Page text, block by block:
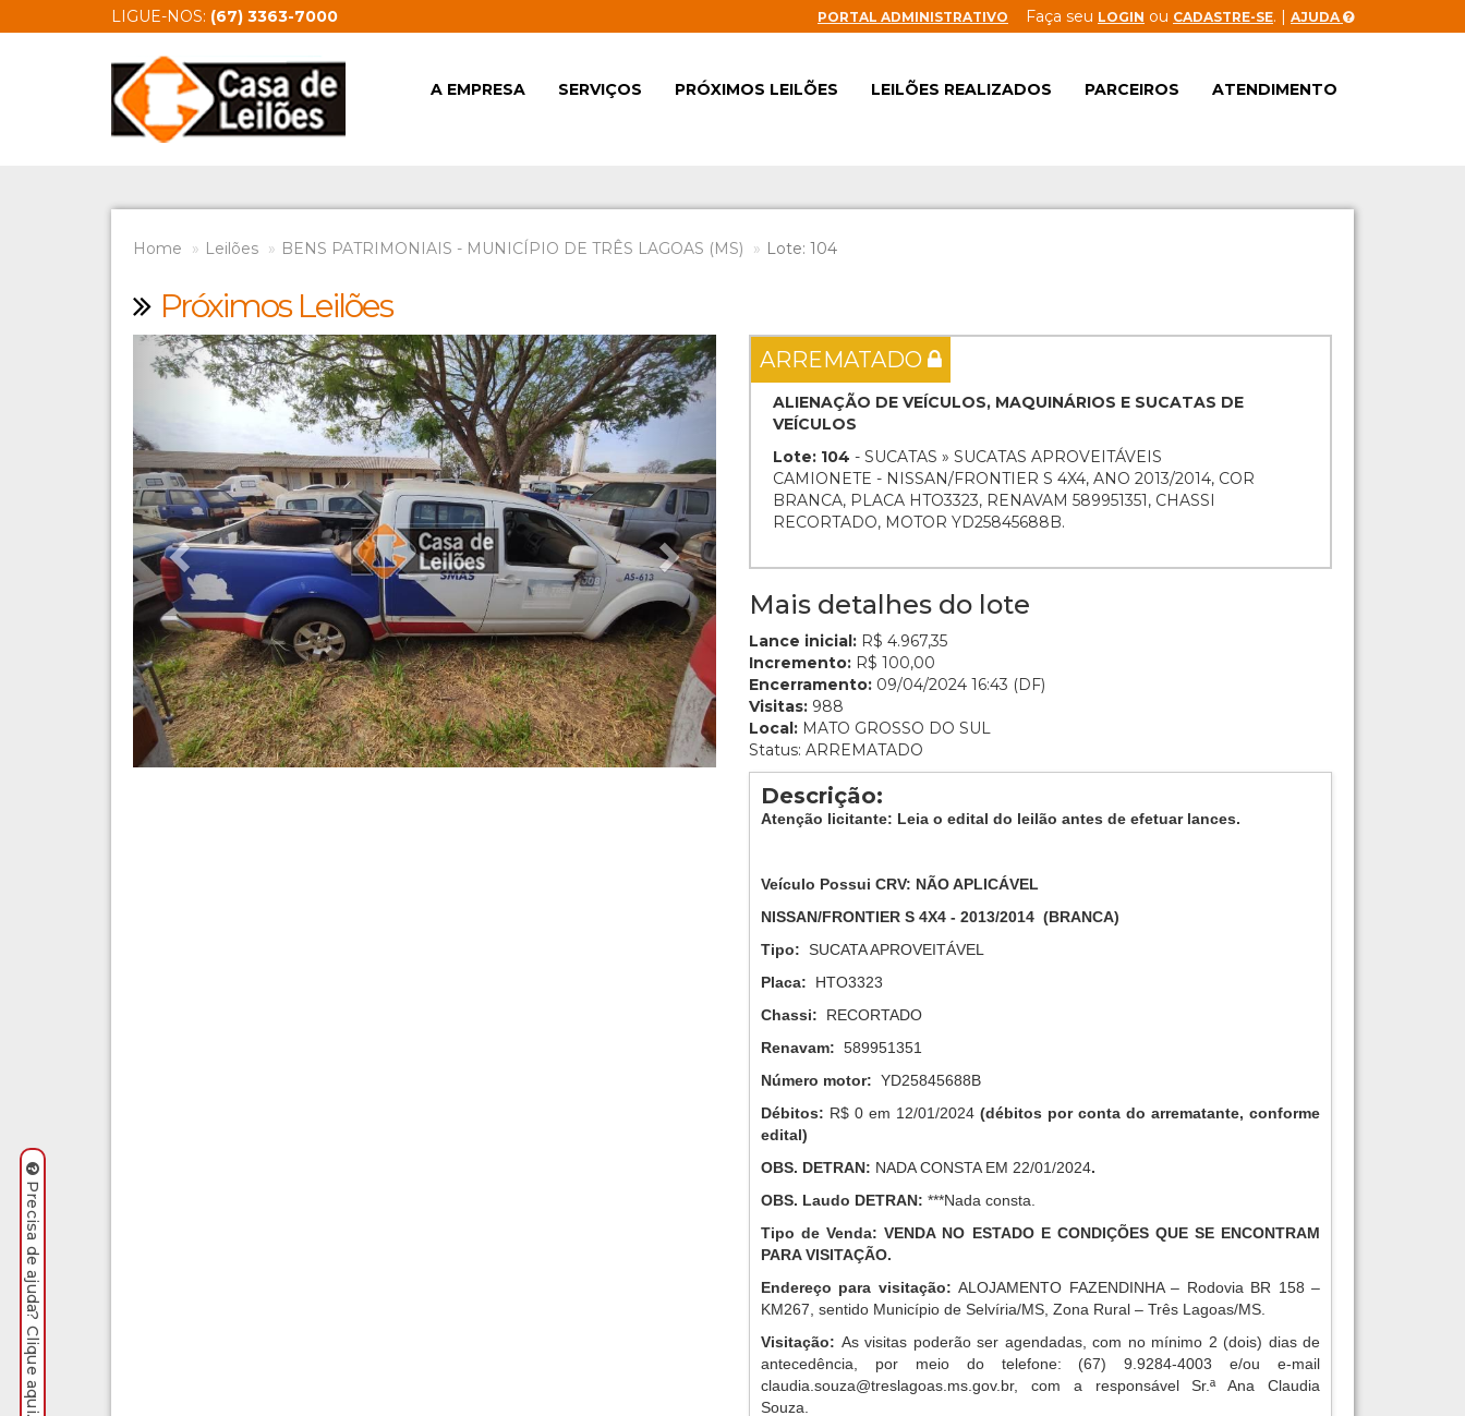
LIGUE-NOS: (67) 3363-7000 PORTAL ADMINISTRATIVO Faça seu LOGIN ou CADASTRE-SE. | AJUDA
A EMPRESA SERVIÇOS PRÓXIMOS LEILÕES LEILÕES REALIZADOS PARCEIROS ATENDIMENTO
Home Leilões BENS PATRIMONIAIS - MUNICÍPIO DE TRÊS LAGOAS (MS) Lote: 104
Próximos Leilões
Previous Next ARREMATADO
ALIENAÇÃO DE VEÍCULOS, MAQUINÁRIOS E SUCATAS DE
VEÍCULOS
Lote: 104 - SUCATAS » SUCATAS APROVEITÁVEIS
CAMIONETE - NISSAN/FRONTIER S 4X4, ANO 2013/2014, COR
BRANCA, PLACA HTO3323, RENAVAM 589951351, CHASSI
RECORTADO, MOTOR YD25845688B.
Mais detalhes do lote
Lance inicial: R$ 4.967,35
Incremento: R$ 100,00
Encerramento: 09/04/2024 16:43 (DF)
Visitas: 988
Local: MATO GROSSO DO SUL
Status: ARREMATADO
Descrição:
Atenção licitante: Leia o edital do leilão antes de efetuar lances.
Veículo Possui CRV: NÃO APLICÁVEL
NISSAN/FRONTIER S 4X4 - 2013/2014 (BRANCA)
Tipo: SUCATA APROVEITÁVEL
Placa: HTO3323
Chassi: RECORTADO
Renavam: 589951351
Número motor: YD25845688B
Débitos: R$ 0 em 12/01/2024 (débitos por conta do arrematante, conforme
edital)
OBS. DETRAN: NADA CONSTA EM 22/01/2024.
OBS. Laudo DETRAN: ***Nada consta.
Tipo de Venda: VENDA NO ESTADO E CONDIÇÕES QUE SE ENCONTRAM
PARA VISITAÇÃO.
Endereço para visitação:ALOJAMENTO FAZENDINHA – Rodovia BR 158 –
KM267, sentido Município de Selvíria/MS, Zona Rural – Três Lagoas/MS.
Visitação: As visitas poderão ser agendadas, com no mínimo 2 (dois) dias de
antecedência, por meio do telefone: (67) 9.9284-4003 e/ou e-mail
claudia.souza@treslagoas.ms.gov.br, com a responsável Sr.ª Ana Claudia
Souza.
Precisa de ajuda? Clique aqui.